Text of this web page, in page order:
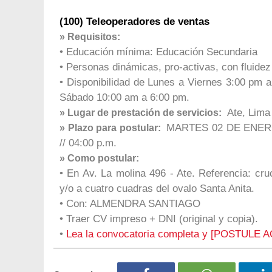
(100) Teleoperadores de ventas
» Requisitos:
• Educación mínima: Educación Secundaria
• Personas dinámicas, pro-activas, con
• Disponibilidad de Lunes a Viernes 3:00 pm
Sábado 10:00 am a 6:00 pm.
» Lugar de prestación de servicios: Ate, Lima
» Plazo para postular:
MARTES 02 DE
// 04:00 p.m.
» Como postular:
• En Av. La molina 496 - Ate. Referencia:
y/o a cuatro cuadras del ovalo Santa Anita.
• Con: ALMENDRA SANTIAGO
• Traer CV impreso + DNI (original y copia).
• Lea la convocatoria completa y [POSTULE